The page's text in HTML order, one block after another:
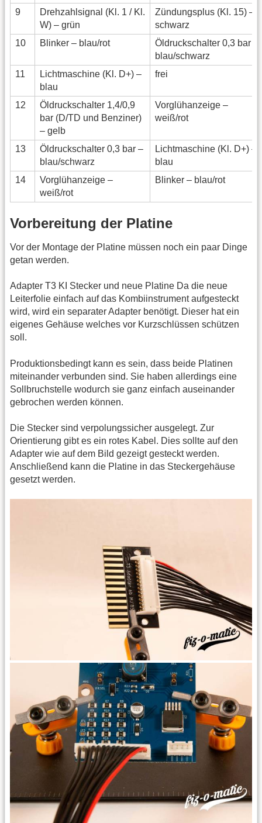
9
Drehzahlsignal (Kl. 1 / Kl.
W) – grün
Zündungsplus (Kl. 15) –
schwarz
10
Blinker – blau/rot
Öldruckschalter 0,3 bar –
blau/schwarz
11
Lichtmaschine (Kl. D+) –
blau
frei
12
Öldruckschalter 1,4/0,9
bar (D/TD und Benziner)
– gelb
Vorglühanzeige –
weiß/rot
13
Öldruckschalter 0,3 bar –
blau/schwarz
Lichtmaschine (Kl. D+) –
blau
14
Vorglühanzeige –
weiß/rot
Blinker – blau/rot
Vorbereitung der Platine
Vor der Montage der Platine müssen noch ein paar Dinge
getan werden.
Adapter T3 KI Stecker und neue Platine Da die neue
Leiterfolie einfach auf das Kombiinstrument aufgesteckt
wird, wird ein separater Adapter benötigt. Dieser hat ein
eigenes Gehäuse welches vor Kurzschlüssen schützen
soll.
Produktionsbedingt kann es sein, dass beide Platinen
miteinander verbunden sind. Sie haben allerdings eine
Sollbruchstelle wodurch sie ganz einfach auseinander
gebrochen werden können.
Die Stecker sind verpolungssicher ausgelegt. Zur
Orientierung gibt es ein rotes Kabel. Dies sollte auf den
Adapter wie auf dem Bild gezeigt gesteckt werden.
Anschließend kann die Platine in das Steckergehäuse
gesetzt werden.